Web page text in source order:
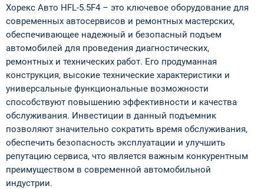
Хорекс Авто HFL-5.5F4 – это ключевое оборудование для
современных автосервисов и ремонтных мастерских,
обеспечивающее надежный и безопасный подъем
автомобилей для проведения диагностических,
ремонтных и технических работ. Его продуманная
конструкция, высокие технические характеристики и
универсальные функциональные возможности
способствуют повышению эффективности и качества
обслуживания. Инвестиции в данный подъемник
позволяют значительно сократить время обслуживания,
обеспечить безопасность эксплуатации и улучшить
репутацию сервиса, что является важным конкурентным
преимуществом в современной автомобильной
индустрии.